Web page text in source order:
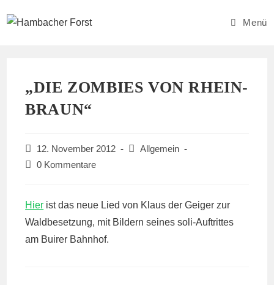
Inhalt
Menü
„DIE ZOMBIES VON RHEIN-
BRAUN“
Beitrag
veröffentlicht:
12. November 2012
Beitrags-
Allgemein
Beitrags-
0 Kommentare
Hier ist das neue Lied von Klaus der Geiger zur
Waldbesetzung, mit Bildern seines soli-Auftrittes
am Buirer Bahnhof.